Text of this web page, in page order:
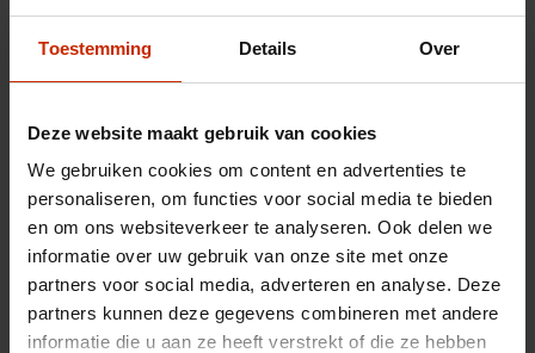
Toestemming Details Over
Deze website maakt gebruik van cookies
We gebruiken cookies om content en advertenties te
personaliseren, om functies voor social media te bieden
en om ons websiteverkeer te analyseren. Ook delen we
informatie over uw gebruik van onze site met onze
partners voor social media, adverteren en analyse. Deze
partners kunnen deze gegevens combineren met andere
informatie die u aan ze heeft verstrekt of die ze hebben
Uw inruilauto